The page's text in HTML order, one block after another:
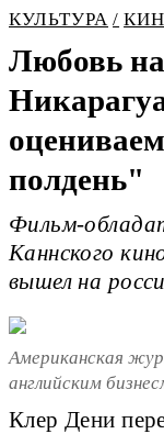
КУЛЬТУРА
Любовь
полдень"
Фильм-
Каннского
вышел на
Американская
английским
Клер Дени